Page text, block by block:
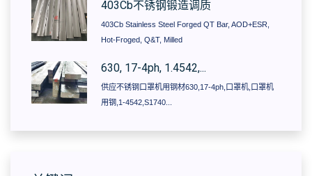
403Cb不锈钢锻造调质
403Cb Stainless Steel Forged QT Bar, AOD+ESR,
Hot-Froged, Q&T, Milled
630, 17-4ph, 1.4542,...
供应不锈钢口罩机用钢材630,17-4ph,口罩机,口罩机
用钢,1-4542,S1740...